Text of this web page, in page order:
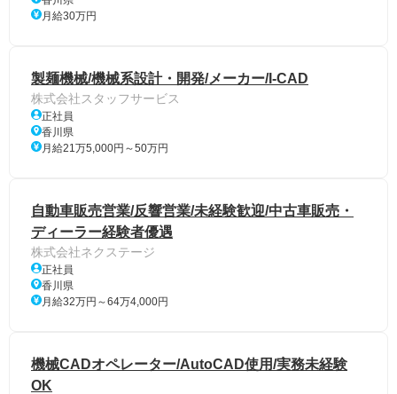
月給30万円
製麺機械/機械系設計・開発/メーカー/I-CAD
株式会社スタッフサービス
正社員
香川県
月給21万5,000円～50万円
自動車販売営業/反響営業/未経験歓迎/中古車販売・
ディーラー経験者優遇
株式会社ネクステージ
正社員
香川県
月給32万円～64万4,000円
機械CADオペレーター/AutoCAD使用/実務未経験
OK